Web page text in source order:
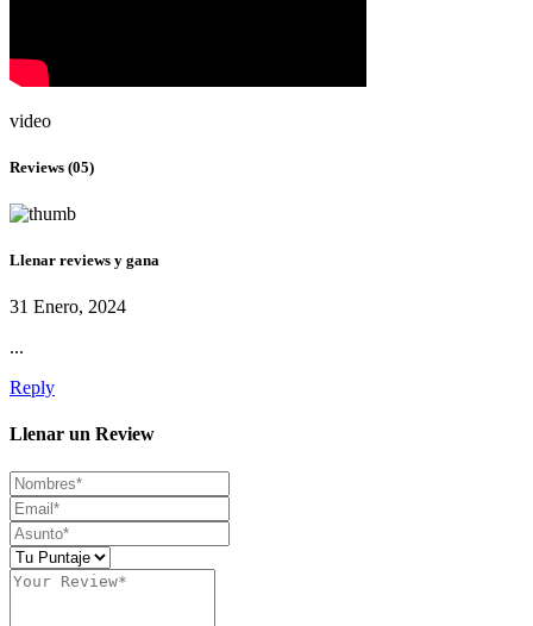
video
Reviews (05)
Llenar reviews y gana
31 Enero, 2024
...
Reply
Llenar un Review